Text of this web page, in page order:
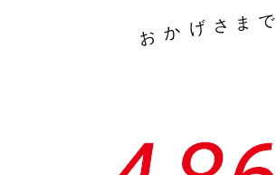
お か げ さ ま で